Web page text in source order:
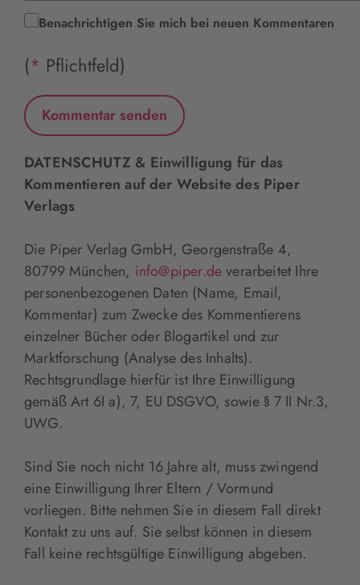
Benachrichtigen Sie mich bei neuen Kommentaren
(* Pflichtfeld)
DATENSCHUTZ & Einwilligung für das
Kommentieren auf der Website des Piper
Verlags
Die Piper Verlag GmbH, Georgenstraße 4,
80799 München, info@piper.deverarbeitet Ihre
personenbezogenen Daten (Name, Email,
Kommentar) zum Zwecke des Kommentierens
einzelner Bücher oder Blogartikel und zur
Marktforschung (Analyse des Inhalts).
Rechtsgrundlage hierfür ist Ihre Einwilligung
gemäß Art 6I a), 7, EU DSGVO, sowie § 7 II Nr.3,
UWG.
Sind Sie noch nicht 16 Jahre alt, muss zwingend
eine Einwilligung Ihrer Eltern / Vormund
vorliegen. Bitte nehmen Sie in diesem Fall direkt
Kontakt zu uns auf. Sie selbst können in diesem
Fall keine rechtsgültige Einwilligung abgeben.